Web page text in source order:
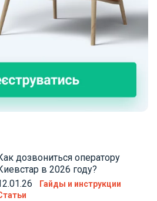
дозвониться оператору
в 2026 году?
Гайды и инструкции